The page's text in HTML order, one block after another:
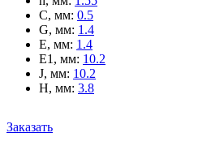
C, мм: 0.5
G, мм: 1.4
E, мм: 1.4
E1, мм: 10.2
J, мм: 10.2
H, мм: 3.8
Заказать